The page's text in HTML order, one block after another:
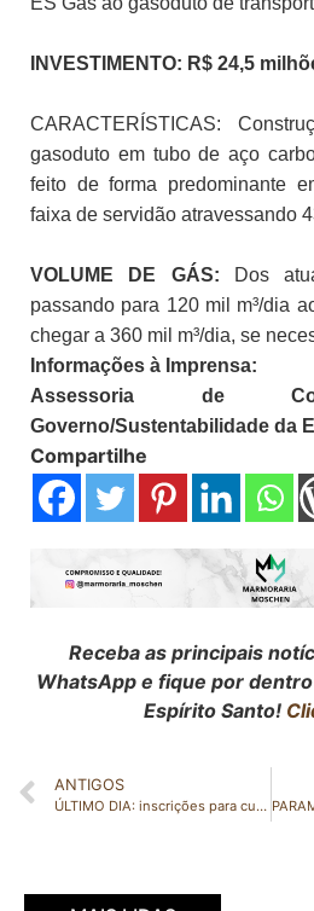
INVESTIMENTO: R$ 24,5
CARACTERÍSTICAS:
gasoduto em tubo de aço
feito de forma predominante
faixa de servidão atravessando
VOLUME DE GÁS:
Dos
passando para 120 mil m³/dia
chegar a 360 mil m³/dia, se
Informações à Imprensa:
Assessoria de
Governo/Sustentabilidade da
Compartilhe
Receba as principais
WhatsApp e fique por
Espírito Santo!
ANTIGOS
ÚLTIMO DIA: inscrições para cursos gratuitos de programação para mulheres negras, trans e travestis encerram nesta sexta-feira (03)